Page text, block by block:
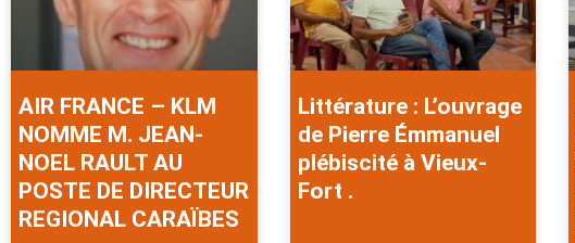
AIR FRANCE – KLM
NOMME M. JEAN-
NOEL RAULT AU
POSTE DE DIRECTEUR
REGIONAL CARAÏBES
Littérature : L’ouvrage
de Pierre Émmanuel
plébiscité à Vieux-
Fort .